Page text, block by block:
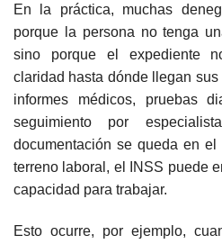
En la práctica, muchas
porque la persona no tenga
sino porque el expediente
claridad hasta dónde llegan
informes médicos, pruebas
seguimiento por
documentación se queda en
terreno laboral, el INSS puede
capacidad para trabajar.
Esto ocurre, por ejemplo,